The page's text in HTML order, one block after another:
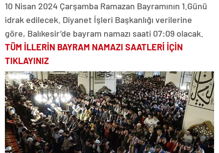
10 Nisan 2024 Çarşamba Ramazan Bayramının 1.Günü
idrak edilecek. Diyanet İşleri Başkanlığı verilerine
göre, Balıkesir’de bayram namazı saati 07:09 olacak.
TÜM İLLERİN BAYRAM NAMAZI SAATLERİ İÇİN
TIKLAYINIZ